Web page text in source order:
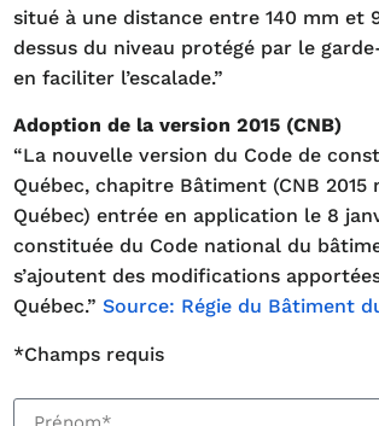
situé à une distance entre 140 mm et
dessus du niveau protégé par le
en faciliter l’escalade.”
Adoption de la version 2015 (CNB)
“La nouvelle version du Code de
Québec, chapitre Bâtiment (CNB 2015
Québec) entrée en application le 8
constituée du Code national du
s’ajoutent des modifications
Québec.”Source: Régie du Bâtiment
*Champs requis